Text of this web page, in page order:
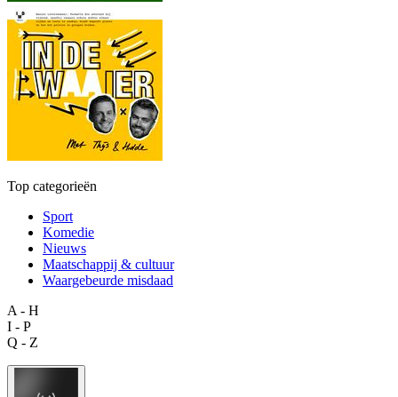
Top categorieën
Sport
Komedie
Nieuws
Maatschappij & cultuur
Waargebeurde misdaad
A - H
I - P
Q - Z